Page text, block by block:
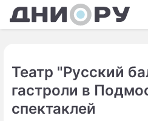
Театр "Русский
гастроли в
спектаклей